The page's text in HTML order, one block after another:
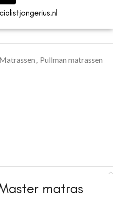
Matrassen Pullman matrassen
matras